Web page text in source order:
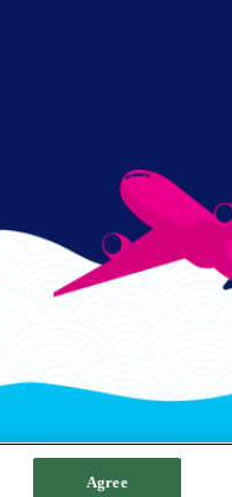
サイトポリシー
Agree